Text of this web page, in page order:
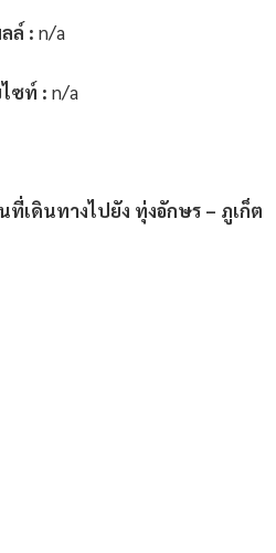
ล์ : n/a
ไซท์ : n/a
ที่เดินทางไปยัง ทุ่งอักษร – ภูเก็ต